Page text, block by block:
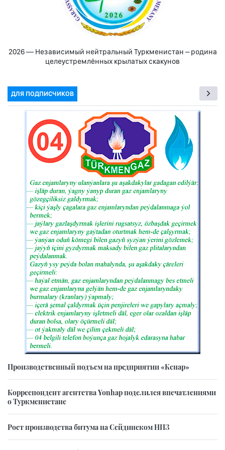
2026 — Независимый нейтральный Туркменистан – родина
целеустремлённых крылатых скакунов
ДЛЯ ПОДПИСЧИКОВ
Производственный подъем на предприятии «Кенар»
Корреспондент агентства Yonhap поделился впечатлениями
о Туркменистане
Рост производства битума на Сейдинском НПЗ